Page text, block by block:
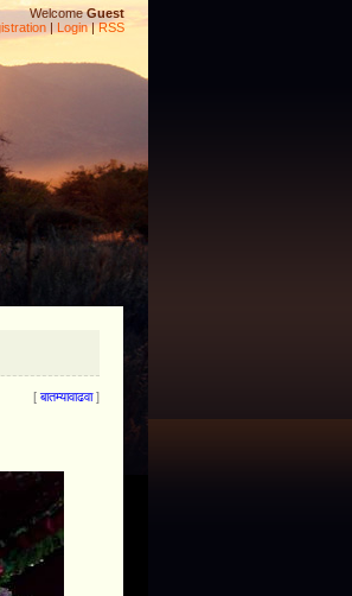
Welcome Guest
| Login|RSS
[ बातम्यावाढवा]